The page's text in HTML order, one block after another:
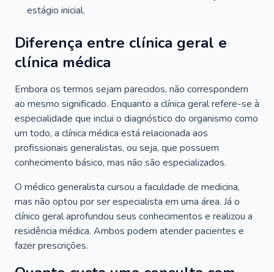
estágio inicial.
Diferença entre clínica geral e
clínica médica
Embora os termos sejam parecidos, não correspondem
ao mesmo significado. Enquanto a clínica geral refere-se à
especialidade que inclui o diagnóstico do organismo como
um todo, a clínica médica está relacionada aos
profissionais generalistas, ou seja, que possuem
conhecimento básico, mas não são especializados.
O médico generalista cursou a faculdade de medicina,
mas não optou por ser especialista em uma área. Já o
clínico geral aprofundou seus conhecimentos e realizou a
residência médica. Ambos podem atender pacientes e
fazer prescrições.